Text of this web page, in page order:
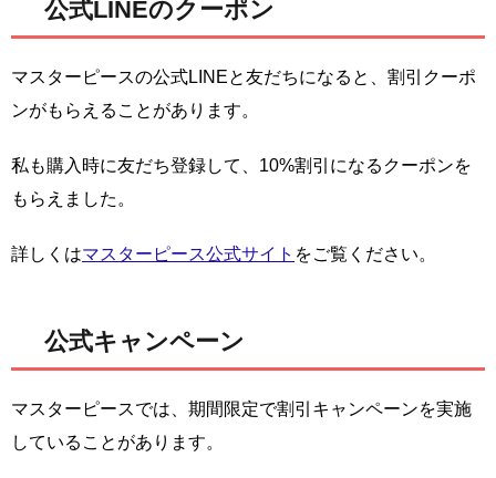
公式LINEのクーポン
マスターピースの公式LINEと友だちになると、割引クーポ
ンがもらえることがあります。
私も購入時に友だち登録して、10%割引になるクーポンを
もらえました。
詳しくはマスターピース公式サイト をご覧ください。
公式キャンペーン
マスターピースでは、期間限定で割引キャンペーンを実施
していることがあります。